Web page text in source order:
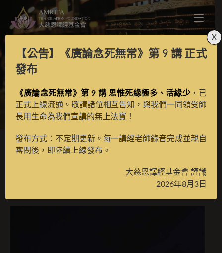
至尊名稱菩提祈請文
> 月光藏 > 譯場檀越名錄
至尊名稱菩提祈請文
【公告】 《廣論念死無常》第 9 講正式
發布
《廣論念死無常》第 9 講 思惟死緣極多、活緣少 ，已
正式上線流通。敬請諸位相互告知，與我們一同領受師
長用生命為我們宣講的無上法寶！
發布方式：不定期更新。每一講經老師錄音完成並親自
審閱後，即陸續上線發布。
大慈恩譯經基金會 謹識
2026年8月3日
X